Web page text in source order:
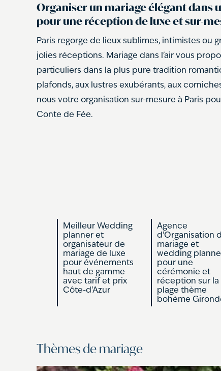
Organiser un mariage élégant dans
pour une réception de luxe et sur-
Paris regorge de lieux sublimes, intimistes ou
jolies réceptions. Mariage dans l'air vous
particuliers dans la plus pure tradition
plafonds, aux lustres exubérants, aux
nous votre organisation sur-mesure à Paris
Conte de Fée.
Meilleur Wedding
planner et
organisateur de
mariage de luxe
pour événements
haut de gamme
avec tarif et prix
Côte-d'Azur
Agence
d'Organisation
mariage et
wedding
pour une
cérémonie et
réception sur la
plage thème
bohème
Thèmes de mariage